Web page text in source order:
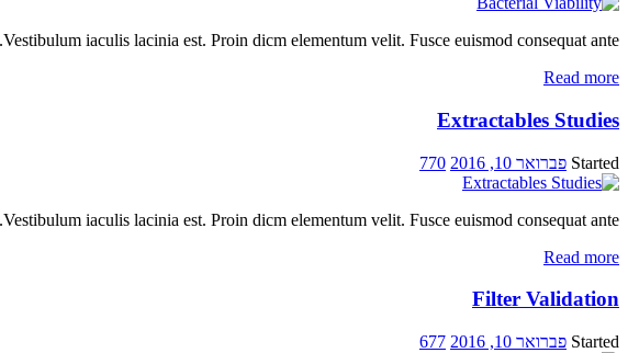
Vestibulum iaculis lacinia est. Proin dicm elementum velit. Fusce euismod consequat ante.
Read more
Extractables Studies
Started פברואר 10, 2016 770
Vestibulum iaculis lacinia est. Proin dicm elementum velit. Fusce euismod consequat ante.
Read more
Filter Validation
Started פברואר 10, 2016 677